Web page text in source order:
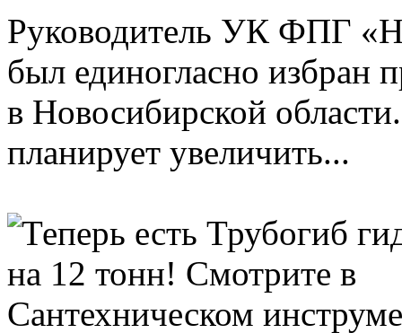
Руководитель УК ФПГ
был единогласно избран
в Новосибирской
планирует увеличить...